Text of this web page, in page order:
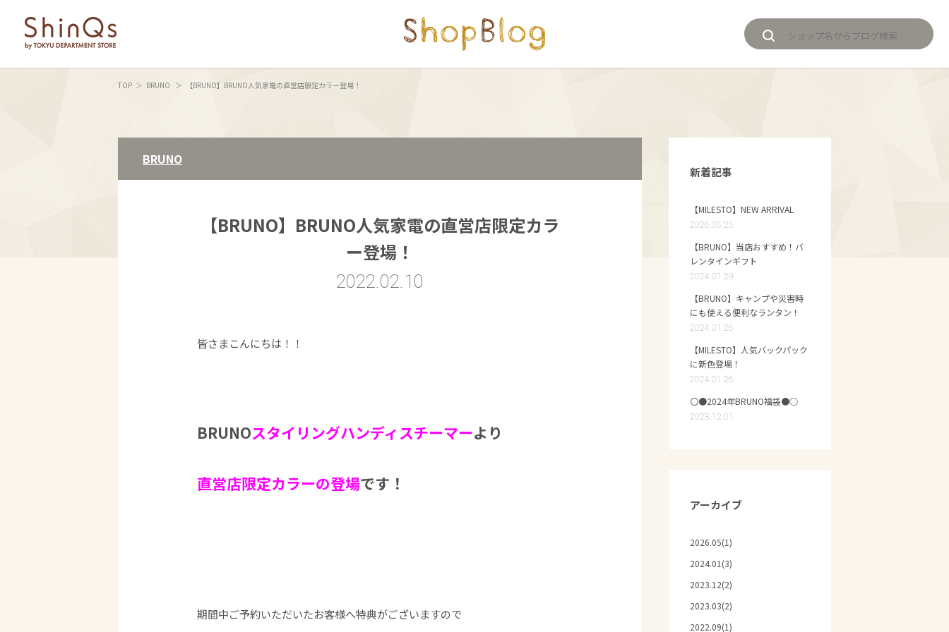
TOP BRUNO 【BRUNO】BRUNO人気家電の直営店限定カラー登場！
BRUNO
【BRUNO】BRUNO人気家電の直営店限定カラ
ー登場！
2022.02.10
皆さまこんにちは！！
BRUNOスタイリングハンディスチーマーより
直営店限定カラーの登場です！
期間中ご予約いただいたお客様へ特典がございますので​​
新着記事
【MILESTO】NEW ARRIVAL
2026.05.25
【BRUNO】当店おすすめ！バ
レンタインギフト
2024.01.29
【BRUNO】キャンプや災害時
にも使える便利なランタン！
2024.01.26
【MILESTO】人気バックパック
に新色登場！
2024.01.26
〇●2024年BRUNO福袋●○
2023.12.01
アーカイブ
2026.05(1)
2024.01(3)
2023.12(2)
2023.03(2)
2022.09(1)